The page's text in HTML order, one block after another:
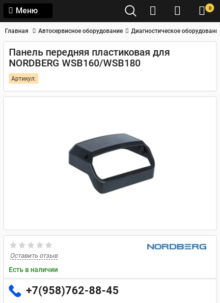
Меню 0
Главная Автосервисное оборудование Диагностическое
Панель передняя пластиковая для
NORDBERG WSB160/WSB180
Артикул:
Оставить отзыв
Есть в наличии
+7(958)762-88-45